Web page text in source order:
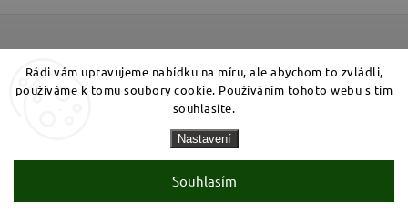
Rádi vám upravujeme nabídku na míru, ale abychom to zvládli,
používáme k tomu soubory cookie. Používáním tohoto webu s tím
souhlasíte.
Nastavení
Souhlasím
Vložte svůj e-mail a my vám budeme zasílat informace o
nových produktech na našem e-shopu.
Přihlásit se